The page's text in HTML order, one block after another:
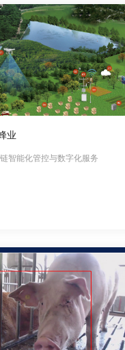
业
智能化管控与数字化服务